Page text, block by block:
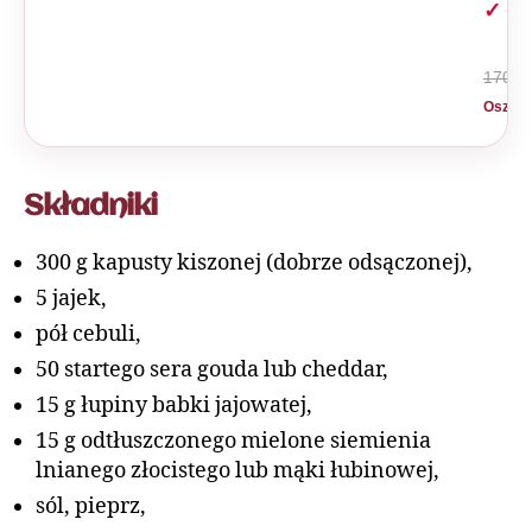
170 zł
Składniki
300 g kapusty kiszonej (dobrze odsączonej),
5 jajek,
pół cebuli,
50 startego sera gouda lub cheddar,
15 g łupiny babki jajowatej,
15 g odtłuszczonego mielone siemienia
lnianego złocistego lub mąki łubinowej,
sól, pieprz,